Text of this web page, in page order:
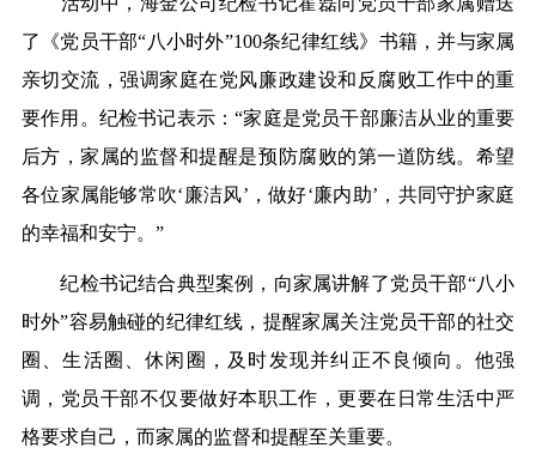
了《党员干部“八小时外”100条纪律红线》书籍，并与家属
亲切交流，强调家庭在党风廉政建设和反腐败工作中的重
要作用。纪检书记表示：“家庭是党员干部廉洁从业的重要
后方，家属的监督和提醒是预防腐败的第一道防线。希望
各位家属能够常吹‘廉洁风’，做好‘廉内助’，共同守护家庭
的幸福和安宁。”
纪检书记结合典型案例，向家属讲解了党员干部“八小
时外”容易触碰的纪律红线，提醒家属关注党员干部的社交
圈、生活圈、休闲圈，及时发现并纠正不良倾向。他强
调，党员干部不仅要做好本职工作，更要在日常生活中严
格要求自己，而家属的监督和提醒至关重要。